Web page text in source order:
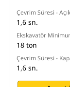
Çevrim Süresi - Açık
1,6 sn.
Ekskavatör
18 ton
Çevrim Süresi -
1,6 sn.